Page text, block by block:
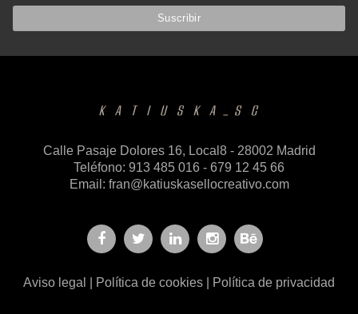
Calle Pasaje Dolores 16, Local8 - 28002 Madrid
Teléfono: 913 485 016 - 679 12 45 66
Email: fran@katiuskasellocreativo.com
Aviso legal Política de cookies Política de privacidad